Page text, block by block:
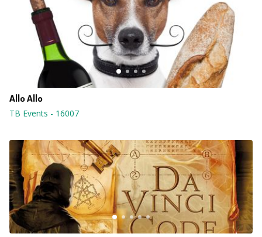
Allo Allo
TB Events - 16007